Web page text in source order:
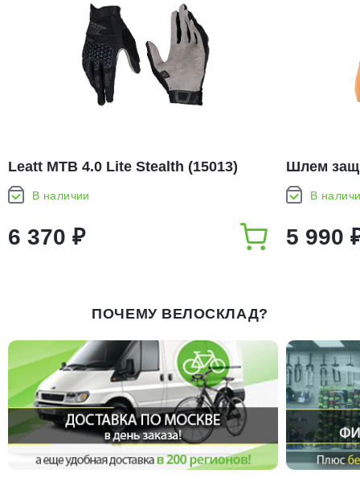
Leatt MTB 4.0 Lite Stealth (15013)
В наличии
6 370 ₽
Шлем
Helmet
В
5 990
ПОЧЕМУ ВЕЛОСКЛАД?